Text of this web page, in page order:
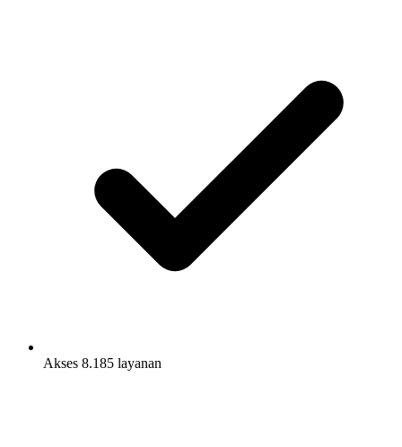
Akses 8.185 layanan